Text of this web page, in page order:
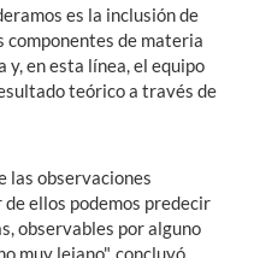
es la inclusión de
de materia
y, en esta línea, el equipo
teórico a través de
las observaciones
ellos podemos predecir
observables por alguno
muy lejano", concluyó.